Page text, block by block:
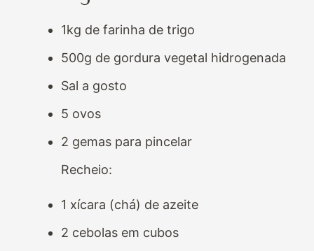
1kg de farinha de trigo
500g de gordura vegetal hidrogenada
Sal a gosto
5 ovos
2 gemas para pincelar
Recheio:
1 xícara (chá) de azeite
2 cebolas em cubos